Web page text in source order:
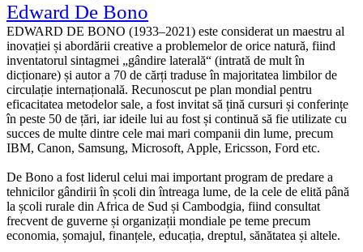
Edward De Bono
EDWARD DE BONO (1933–2021) este considerat un maestru al
inovației și abordării creative a problemelor de orice natură, fiind
inventatorul sintagmei „gândire laterală“ (intrată de mult în
dicționare) și autor a 70 de cărți traduse în majoritatea limbilor de
circulație internațională. Recunoscut pe plan mondial pentru
eficacitatea metodelor sale, a fost invitat să țină cursuri și conferințe
în peste 50 de țări, iar ideile lui au fost și continuă să fie utilizate cu
succes de multe dintre cele mai mari companii din lume, precum
IBM, Canon, Samsung, Microsoft, Apple, Ericsson, Ford etc.
De Bono a fost liderul celui mai important program de predare a
tehnicilor gândirii în școli din întreaga lume, de la cele de elită până
la școli rurale din Africa de Sud și Cambodgia, fiind consultat
frecvent de guverne și organizații mondiale pe teme precum
economia, șomajul, finanțele, educația, dreptul, sănătatea și altele.